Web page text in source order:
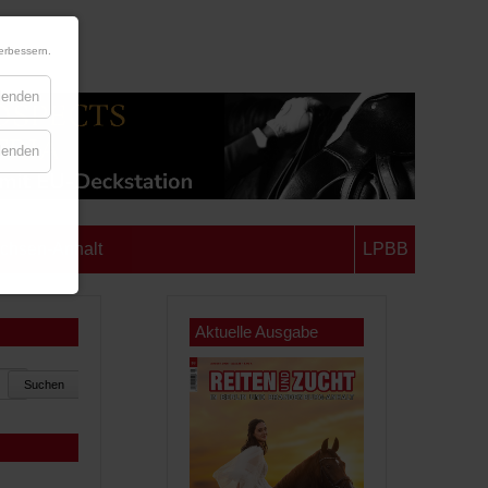
Anhalt LPBB
Suchen
Aktuelle Ausgabe